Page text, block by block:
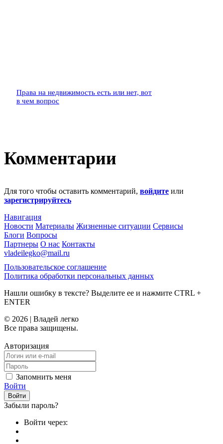
Права на недвижимость есть или нет, вот
в чем вопрос
Комментарии
Для того чтобы оставить комментарий, войдите или
зарегистрируйтесь
Навигация
Новости Материалы Жизненные ситуации Сервисы
Блоги Вопросы
Партнеры О нас Контакты
vladeilegko@mail.ru
Пользовательское соглашение
Политика обработки персональных данных
Нашли ошибку в тексте? Выделите ее и нажмите CTRL +
ENTER
© 2026 | Владей легко
Все права защищены.
Авторизация
Запомнить меня
Войти
Забыли пароль?
Войти через: